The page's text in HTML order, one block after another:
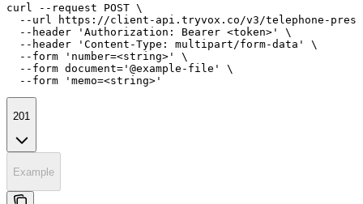
curl --request POST \
--url https://client-api.tryvox.co/v3/telephone-
  --header 'Authorization: Bearer <token>' \
  --header 'Content-Type: multipart/form-data' \
  --form 'number=<string>' \
  --form document='@example-file' \
  --form 'memo=<string>'
201
Example